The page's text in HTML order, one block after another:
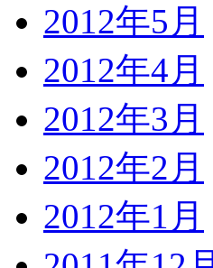
2012年5月
2012年4月
2012年3月
2012年2月
2012年1月